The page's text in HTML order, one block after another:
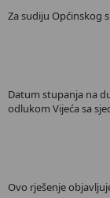
Za sudiju Općinskog
Datum stupanja na
odlukom Vijeća sa
Ovo rješenje